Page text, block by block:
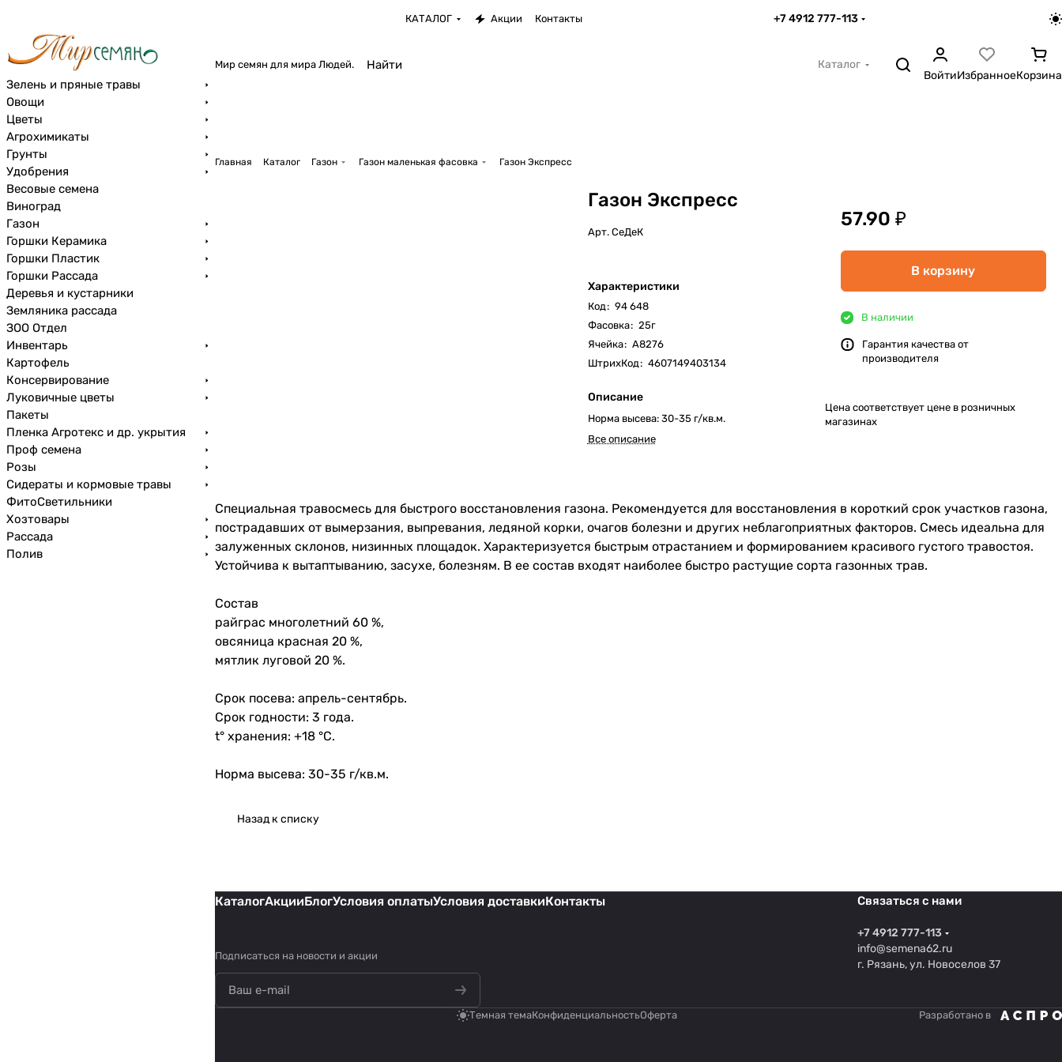
КАТАЛОГ Акции Контакты +7 4912 777-113
Мир семян для мира Людей.
Каталог
ВойтиИзбранноеКорзина
Главная Каталог Газон Газон маленькая фасовка Газон Экспресс
Газон Экспресс
Арт. СеДеК
Характеристики
Код: 94 648
Фасовка: 25г
Ячейка: А8276
ШтрихКод: 4607149403134
Описание
Норма высева: 30-35 г/кв.м.
Все описание
57.90 ₽
В корзину
В наличии
Гарантия качества от
производителя
Цена соответствует цене в розничных
магазинах
Специальная травосмесь для быстрого восстановления газона. Рекомендуется для восстановления в короткий срок участков газона,
пострадавших от вымерзания, выпревания, ледяной корки, очагов болезни и других неблагоприятных факторов. Смесь идеальна для
залуженных склонов, низинных площадок. Характеризуется быстрым отрастанием и формированием красивого густого травостоя.
Устойчива к вытаптыванию, засухе, болезням. В ее состав входят наиболее быстро растущие сорта газонных трав.
Состав
райграс многолетний 60 %,
овсяница красная 20 %,
мятлик луговой 20 %.
Срок посева: апрель-сентябрь.
Срок годности: 3 года.
t° хранения: +18 °С.
Норма высева: 30-35 г/кв.м.
Назад к списку
КаталогАкцииБлогУсловия оплатыУсловия доставкиКонтакты
Подписаться на новости и акции
Связаться с нами
+7 4912 777-113
info@semena62.ru
г. Рязань, ул. Новоселов 37
Темная темаКонфиденциальностьОферта Разработано в
Зелень и пряные травы
Овощи
Цветы
Агрохимикаты
Грунты
Удобрения
Весовые семена
Виноград
Газон
Горшки Керамика
Горшки Пластик
Горшки Рассада
Деревья и кустарники
Земляника рассада
ЗОО Отдел
Инвентарь
Картофель
Консервирование
Луковичные цветы
Пакеты
Пленка Агротекс и др. укрытия
Проф семена
Розы
Сидераты и кормовые травы
ФитоСветильники
Хозтовары
Рассада
Полив